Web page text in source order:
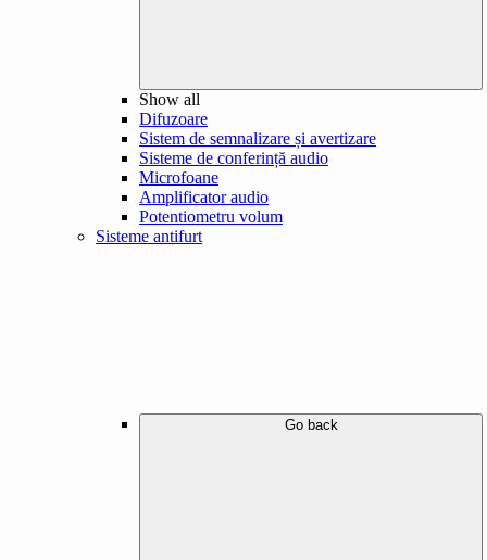
Show all
Difuzoare
Sistem de semnalizare și avertizare
Sisteme de conferință audio
Microfoane
Amplificator audio
Potentiometru volum
Sisteme antifurt
Go back